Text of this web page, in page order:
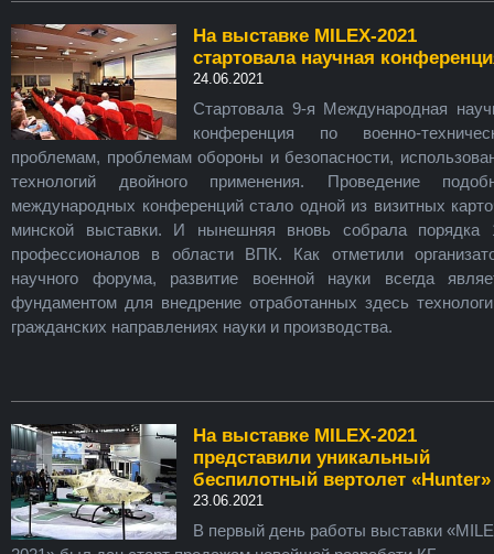
На выставке MILEX-2021
стартовала научная
24.06.2021
Стартовала 9-я Международная
конференция по военно-
проблемам, проблемам обороны и безопасности,
технологий двойного применения. Проведение
международных конференций стало одной из визитных
минской выставки. И нынешняя вновь собрала порядка
профессионалов в области ВПК. Как отметили
научного форума, развитие военной науки всегда
фундаментом для внедрение отработанных здесь
гражданских направлениях науки и производства.
На выставке MILEX-2021
представили уникальный
беспилотный вертолет «Hunter»
23.06.2021
В первый день работы выставки